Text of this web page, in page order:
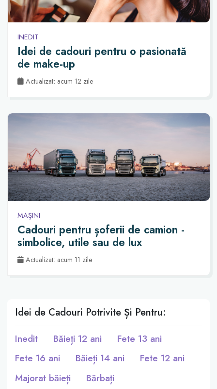
INEDIT
Idei de cadouri pentru o pasionată
de make-up
Actualizat: acum 12 zile
MAȘINI
Cadouri pentru șoferii de camion -
simbolice, utile sau de lux
Actualizat: acum 11 zile
Idei de Cadouri Potrivite Și Pentru:
Inedit Băieți 12 ani
Fete 13 ani
Fete 16 ani
Băieți 14 ani
Fete 12 ani
Majorat băieți
Bărbați